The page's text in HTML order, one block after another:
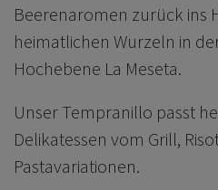
Beerenaromen zurück ins
heimatlichen Wurzeln in
Hochebene La Meseta.
Unser Tempranillo passt
Delikatessen vom Grill,
Pastavariationen.